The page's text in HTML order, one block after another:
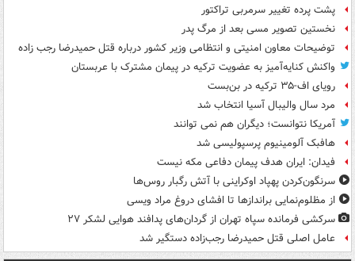
پشت پرده تغییر سرمربی تراکتور
نخستین تصویر مسی بعد از مرگ پدر
توضیحات معاون امنیتی و انتظامی وزیر کشور درباره قتل حمیدرضا رجب زاده
واکنش کنایه‌آمیز به عضویت ترکیه در پیمان مشترک با عربستان
رویای اف-۳۵ ترکیه در بن‌بست
مرد سال والیبال آسیا انتخاب شد
آمریکا نتوانست؛ دیگران هم نمی توانند
هافبک آلومینیوم پرسپولیسی شد
فیدان: ایران هدف پیمان دفاعی مکه نیست
سرنگون‌کردن پهپاد اوکراینی با آتش رگبار روس‌ها
از مظلوم‌نمایی براندازها تا افشای دروغ مراد ویسی
سرکشی فرمانده سپاه تهران از گردان‌های پدافند هوایی لشکر ۲۷
عامل اصلی قتل حمیدرضا رجب‌زاده دستگیر شد